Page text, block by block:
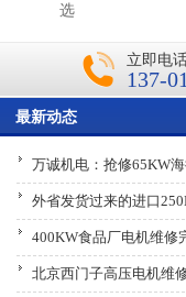
选
立即电
137-
最新动态
万诚机电：抢修65KW
外省发货过来的进口
400KW食品厂电机维修
北京西门子高压电机维